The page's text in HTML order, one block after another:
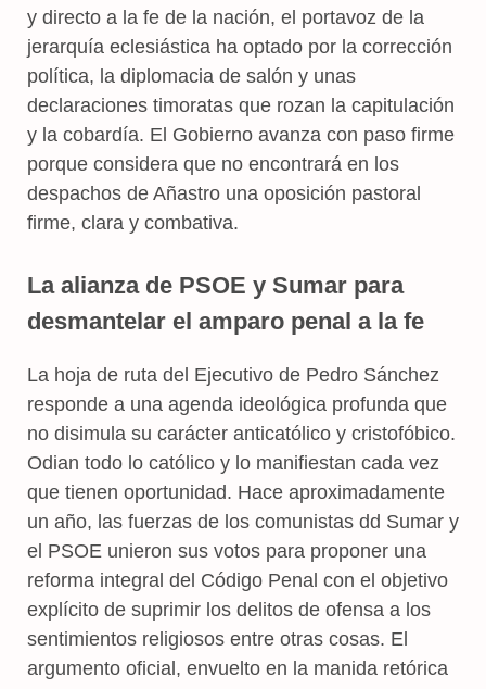
y directo a la fe de la nación, el portavoz de la
jerarquía eclesiástica ha optado por la corrección
política, la diplomacia de salón y unas
declaraciones timoratas que rozan la capitulación
y la cobardía. El Gobierno avanza con paso firme
porque considera que no encontrará en los
despachos de Añastro una oposición pastoral
firme, clara y combativa.
La alianza de PSOE y Sumar para
desmantelar el amparo penal a la fe
La hoja de ruta del Ejecutivo de Pedro Sánchez
responde a una agenda ideológica profunda que
no disimula su carácter anticatólico y cristofóbico.
Odian todo lo católico y lo manifiestan cada vez
que tienen oportunidad. Hace aproximadamente
un año, las fuerzas de los comunistas dd Sumar y
el PSOE unieron sus votos para proponer una
reforma integral del Código Penal con el objetivo
explícito de suprimir los delitos de ofensa a los
sentimientos religiosos entre otras cosas. El
argumento oficial, envuelto en la manida retórica